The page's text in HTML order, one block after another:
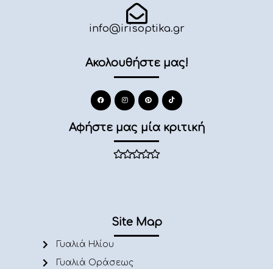
info@irisoptika.gr
Ακολουθήστε μας!
Αφήστε μας μία κριτική
Site Map
Γυαλιά Ηλίου
Γυαλιά Οράσεως